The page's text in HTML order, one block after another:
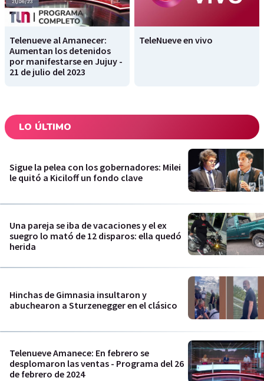
Telenueve al Amanecer:
Aumentan los detenidos
por manifestarse en Jujuy -
21 de julio del 2023
TeleNueve en vivo
LO ÚLTIMO
Sigue la pelea con los gobernadores: Milei
le quitó a Kiciloff un fondo clave
Una pareja se iba de vacaciones y el ex
suegro lo mató de 12 disparos: ella quedó
herida
Hinchas de Gimnasia insultaron y
abuchearon a Sturzenegger en el clásico
Telenueve Amanece: En febrero se
desplomaron las ventas - Programa del 26
de febrero de 2024